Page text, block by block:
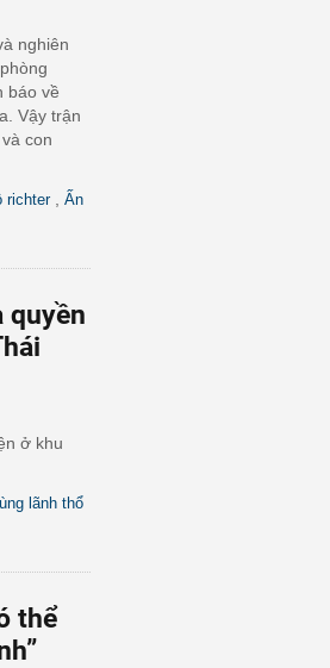
nghiên
báo về
Vậy trận
con
richter, Ấn
quyền
ở khu
lãnh thổ
thể